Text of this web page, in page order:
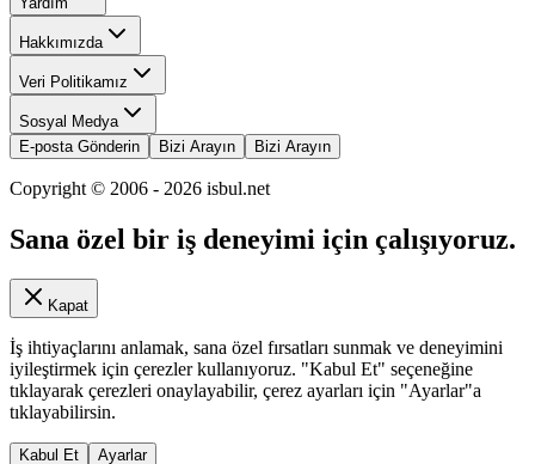
Hakkımızda
Veri Politikamız
Sosyal Medya
E-posta Gönderin
Bizi Arayın Bizi Arayın
Copyright © 2006 - 2026 isbul.net
Sana özel bir iş deneyimi için çalışıyoruz.
Kapat
İş ihtiyaçlarını anlamak, sana özel fırsatları sunmak ve deneyimini
iyileştirmek için çerezler kullanıyoruz. "Kabul Et" seçeneğine
tıklayarak çerezleri onaylayabilir, çerez ayarları için "Ayarlar"a
tıklayabilirsin.
Kabul Et Ayarlar